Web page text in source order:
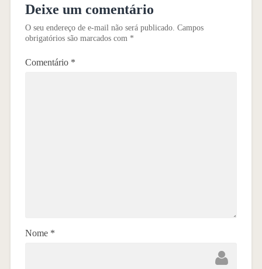
Deixe um comentário
O seu endereço de e-mail não será publicado. Campos
obrigatórios são marcados com *
Comentário *
Nome *